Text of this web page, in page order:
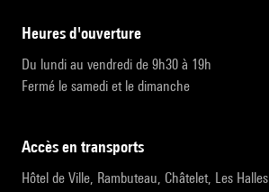
heures d'ouverture
Du lundi au vendredi de 9h30 à 19h
Fermé le samedi et le dimanche
accès en transports
Hôtel de Ville, Rambuteau, Châtelet, Les Halles